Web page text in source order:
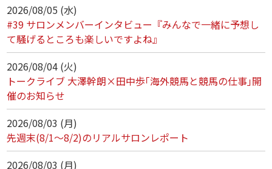
2026/08/05 (水)
#39 サロンメンバーインタビュー『みんなで一緒に予想し
て騒げるところも楽しいですよね』
2026/08/04 (火)
トークライブ 大澤幹朗×田中歩｢海外競馬と競馬の仕事｣開
催のお知らせ
2026/08/03 (月)
先週末(8/1～8/2)のリアルサロンレポート
2026/08/03 (月)